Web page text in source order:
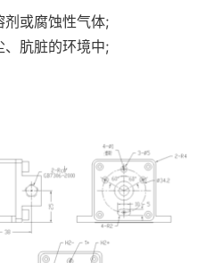
剂或腐蚀性气体;
肮脏的环境中;